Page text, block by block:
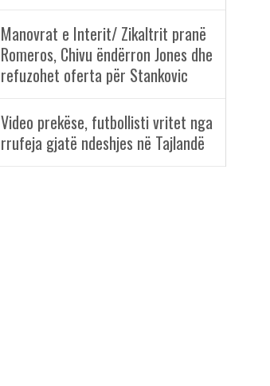
Manovrat e Interit/ Zikaltrit pranë
Romeros, Chivu ëndërron Jones dhe
refuzohet oferta për Stankovic
Video prekëse, futbollisti vritet nga
rrufeja gjatë ndeshjes në Tajlandë